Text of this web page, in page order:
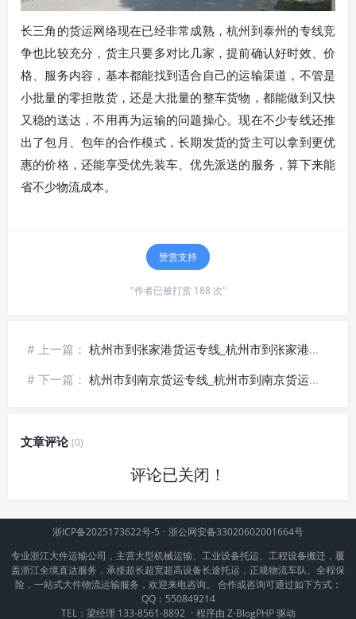
长三角的货运网络现在已经非常成熟，杭州到泰州的专线竞
争也比较充分，货主只要多对比几家，提前确认好时效、价
格、服务内容，基本都能找到适合自己的运输渠道，不管是
小批量的零担散货，还是大批量的整车货物，都能做到又快
又稳的送达，不用再为运输的问题操心。现在不少专线还推
出了包月、包年的合作模式，长期发货的货主可以拿到更优
惠的价格，还能享受优先装车、优先派送的服务，算下来能
省不少物流成本。
赞赏支持
"作者已被打赏 188 次"
# 上一篇： 杭州市到张家港货运专线_杭州市到张家港货运公司_💯专业调度
# 下一篇： 杭州市到南京货运专线_杭州市到南京货运公司_🚛专线直达
文章评论(0)
评论已关闭！
浙ICP备2025173622号-5 · 浙公网安备33020602001664号
专业浙江大件运输公司，主营大型机械运输、工业设备托运、工程设备搬迁，覆
盖浙江全境直达服务，承接超长超宽超高设备长途托运，正规物流车队、全程保
险，一站式大件物流运输服务，欢迎来电咨询。 合作或咨询可通过如下方式：
QQ：550849214
TEL：梁经理 133-8561-8892 · 程序由 Z-BlogPHP驱动